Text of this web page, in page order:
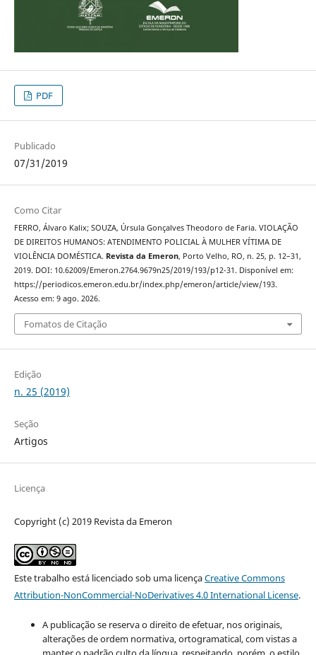
PDF
Publicado
07/31/2019
Como Citar
FERRO, Álvaro Kalix; SOUZA, Úrsula Gonçalves Theodoro de Faria. VIOLAÇÃO
DE DIREITOS HUMANOS: ATENDIMENTO POLICIAL À MULHER VÍTIMA DE
VIOLÊNCIA DOMÉSTICA. Revista da Emeron, Porto Velho, RO, n. 25, p. 12–31,
2019. DOI: 10.62009/Emeron.2764.9679n25/2019/193/p12-31. Disponível em:
https://periodicos.emeron.edu.br/index.php/emeron/article/view/193.
Acesso em: 9 ago. 2026.
Fomatos de Citação
Edição
n. 25 (2019)
Seção
Artigos
Licença
Copyright (c) 2019 Revista da Emeron
Este trabalho está licenciado sob uma licençaCreative Commons
Attribution-NonCommercial-NoDerivatives 4.0 International License.
A publicação se reserva o direito de efetuar, nos originais,
alterações de ordem normativa, ortogramatical, com vistas a